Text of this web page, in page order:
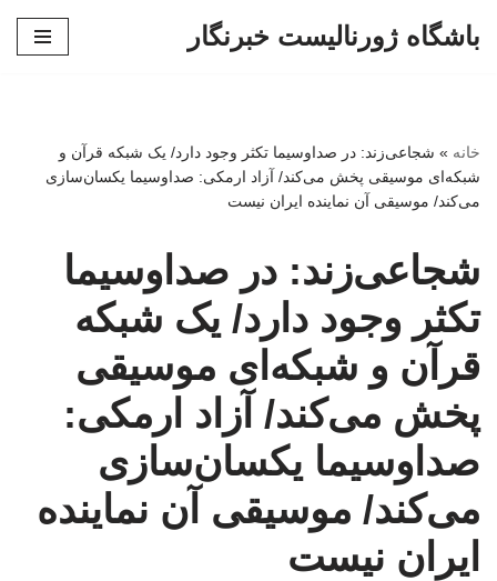
باشگاه ژورنالیست خبرنگار
خانه » شجاعی‌زند: در صداوسیما تکثر وجود دارد/ یک شبکه‌ قرآن و
شبکه‌ای موسیقی پخش می‌کند/ آزاد ارمکی: صداوسیما یکسان‌سازی
می‌کند/ موسیقی آن نماینده ایران نیست
شجاعی‌زند: در صداوسیما
تکثر وجود دارد/ یک شبکه‌
قرآن و شبکه‌ای موسیقی
پخش می‌کند/ آزاد ارمکی:
صداوسیما یکسان‌سازی
می‌کند/ موسیقی آن نماینده
ایران نیست